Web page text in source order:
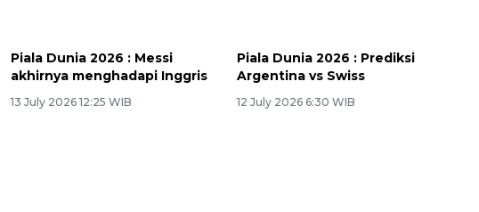
Piala Dunia 2026 : Messi
akhirnya menghadapi Inggris
13 July 2026 12:25 WIB
Piala Dunia 2026 : Prediksi
Argentina vs Swiss
12 July 2026 6:30 WIB